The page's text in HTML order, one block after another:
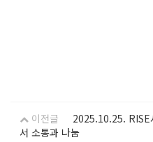
이전글
2025.10.25. RISE
서 소통과 나눔